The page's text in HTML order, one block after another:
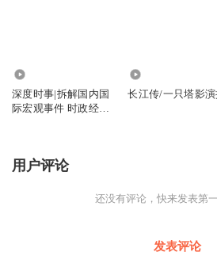
深度时事|拆解国内国
际宏观事件 时政经济
长江传/一只塔影演
用户评论
还没有评论，快来发表第
发表评论